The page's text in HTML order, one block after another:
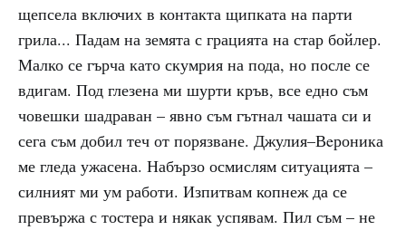
щепсела включих в контакта щипката на парти
грила... Падам на земята с грацията на стар бойлер.
Малко се гърча като скумрия на пода, но после се
вдигам. Под глезена ми шурти кръв, все едно съм
човешки шадраван – явно съм гътнал чашата си и
сега съм добил теч от порязване. Джулия–Вeроника
ме гледа ужасена. Набързо осмислям ситуацията –
силният ми ум работи. Изпитвам копнеж да се
превържа с тостера и някак успявам. Пил съм – не